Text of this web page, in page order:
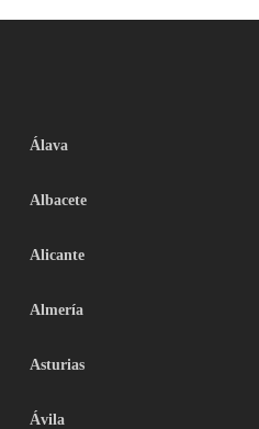
Álava
Albacete
Alicante
Almería
Asturias
Ávila